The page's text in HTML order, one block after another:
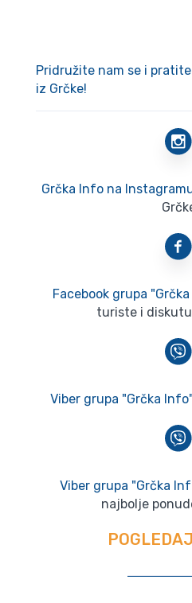
Pridružite nam se i
iz Grčke!
Grčka Info na
Facebook grupa
turiste i
Viber grupa "Grčka Info"
Viber grupa "Grčka
najbolje